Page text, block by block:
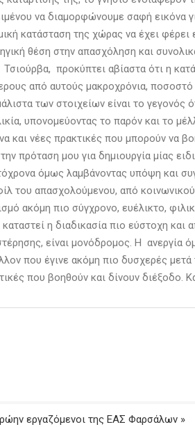
να διαμορφώνουμε σαφή εικόνα
κατάσταση της χώρας να έχει
θέση στην απασχόληση και
προκύπτει αβίαστα ότι η
από αυτούς μακροχρόνια,
των στοιχείων είναι το
υπονομεύοντας το παρόν και το
και νέες πρακτικές που μπορούν να
πρόταση μου για δημιουργία μίας
όμως λαμβάνοντας υπόψη και
του απασχολούμενου, από
ακόμη πιο σύγχρονο, ευέλικτο,
η διαδικασία πιο εύστοχη
είναι μονόδρομος. Η ανεργία
που έγινε ακόμη πιο δυσχερές
που βοηθούν και δίνουν διέξοδο.
εργαζόμενοι της ΕΑΣ Φαρσάλων »